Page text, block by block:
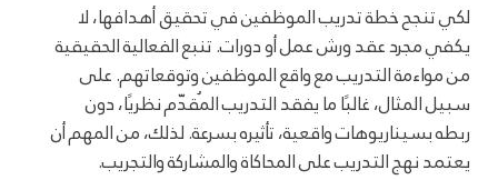
لكي تنجح خطة تدريب الموظفين في تحقيق أهدافها، لا
يكفي مجرد عقد ورش عمل أو دورات. تنبع الفعالية الحقيقية
من مواءمة التدريب مع واقع الموظفين وتوقعاتهم. على
سبيل المثال، غالبًا ما يفقد التدريب المُقدّم نظريًا، دون
ربطه بسيناريوهات واقعية، تأثيره بسرعة. لذلك، من المهم أن
يعتمد نهج التدريب على المحاكاة والمشاركة والتجريب.